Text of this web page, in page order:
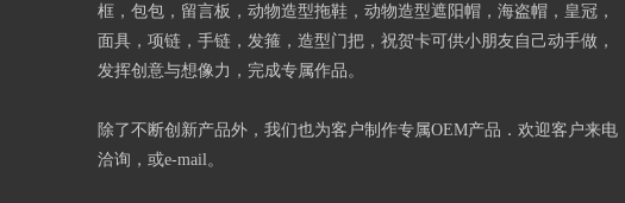
框，包包，留言板，动物造型拖鞋，动物造型遮阳帽，海盗帽，皇冠，
面具，项链，手链，发箍，造型门把，祝贺卡可供小朋友自己动手做，
发挥创意与想像力，完成专属作品。
除了不断创新产品外，我们也为客户制作专属OEM产品．欢迎客户来电
洽询，或e-mail。